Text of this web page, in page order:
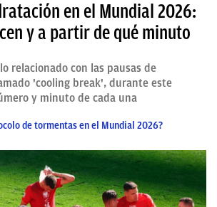
en el Mundial 2026:
y a partir de qué minuto
relacionado con las pausas de
'cooling break', durante este
y minuto de cada una
de tormentas en el Mundial 2026?